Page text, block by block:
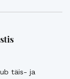
täis- ja